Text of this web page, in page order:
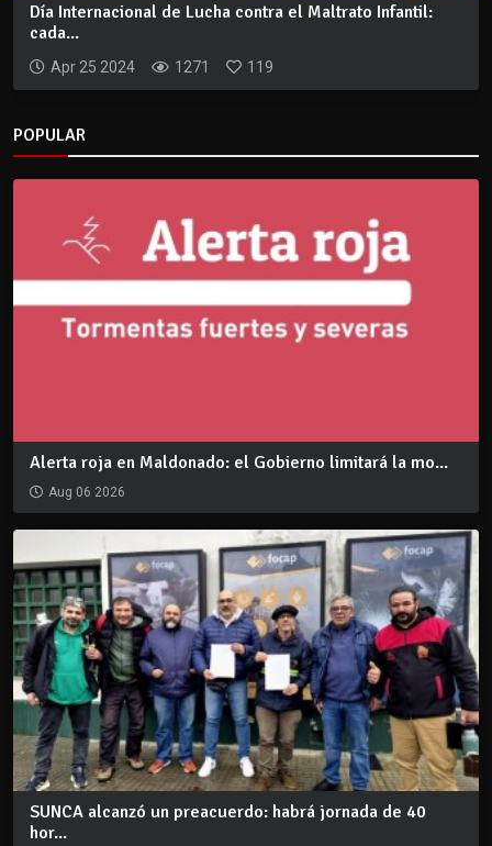
Día Internacional de Lucha contra el Maltrato Infantil:
cada...
Apr 25 2024 1271 119
POPULAR
Alerta roja en Maldonado: el Gobierno limitará la mo...
Aug 06 2026
SUNCA alcanzó un preacuerdo: habrá jornada de 40
hor...